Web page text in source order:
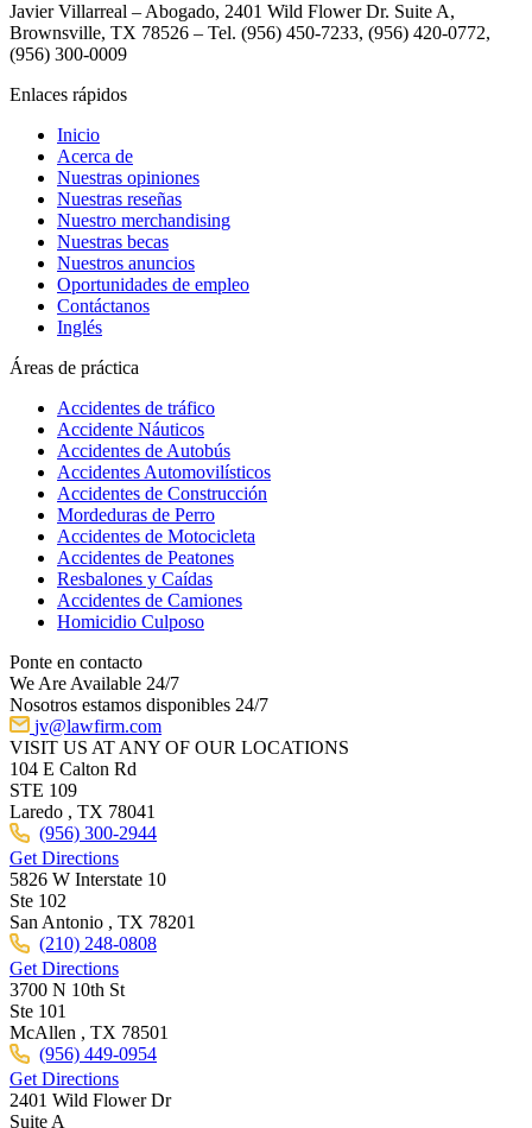
Javier Villarreal – Abogado, 2401 Wild Flower Dr. Suite A,
Brownsville, TX 78526 – Tel. (956) 450-7233, (956) 420-0772,
(956) 300-0009
Enlaces rápidos
Inicio
Acerca de
Nuestras opiniones
Nuestras reseñas
Nuestro merchandising
Nuestras becas
Nuestros anuncios
Oportunidades de empleo
Contáctanos
Inglés
Áreas de práctica
Accidentes de tráfico
Accidente Náuticos
Accidentes de Autobús
Accidentes Automovilísticos
Accidentes de Construcción
Mordeduras de Perro
Accidentes de Motocicleta
Accidentes de Peatones
Resbalones y Caídas
Accidentes de Camiones
Homicidio Culposo
Ponte en contacto
We Are Available 24/7
Nosotros estamos disponibles 24/7
jv@lawfirm.com
VISIT US AT ANY OF OUR LOCATIONS
104 E Calton Rd
STE 109
Laredo , TX 78041
(956) 300-2944
Get Directions
5826 W Interstate 10
Ste 102
San Antonio , TX 78201
(210) 248-0808
Get Directions
3700 N 10th St
Ste 101
McAllen , TX 78501
(956) 449-0954
Get Directions
2401 Wild Flower Dr
Suite A